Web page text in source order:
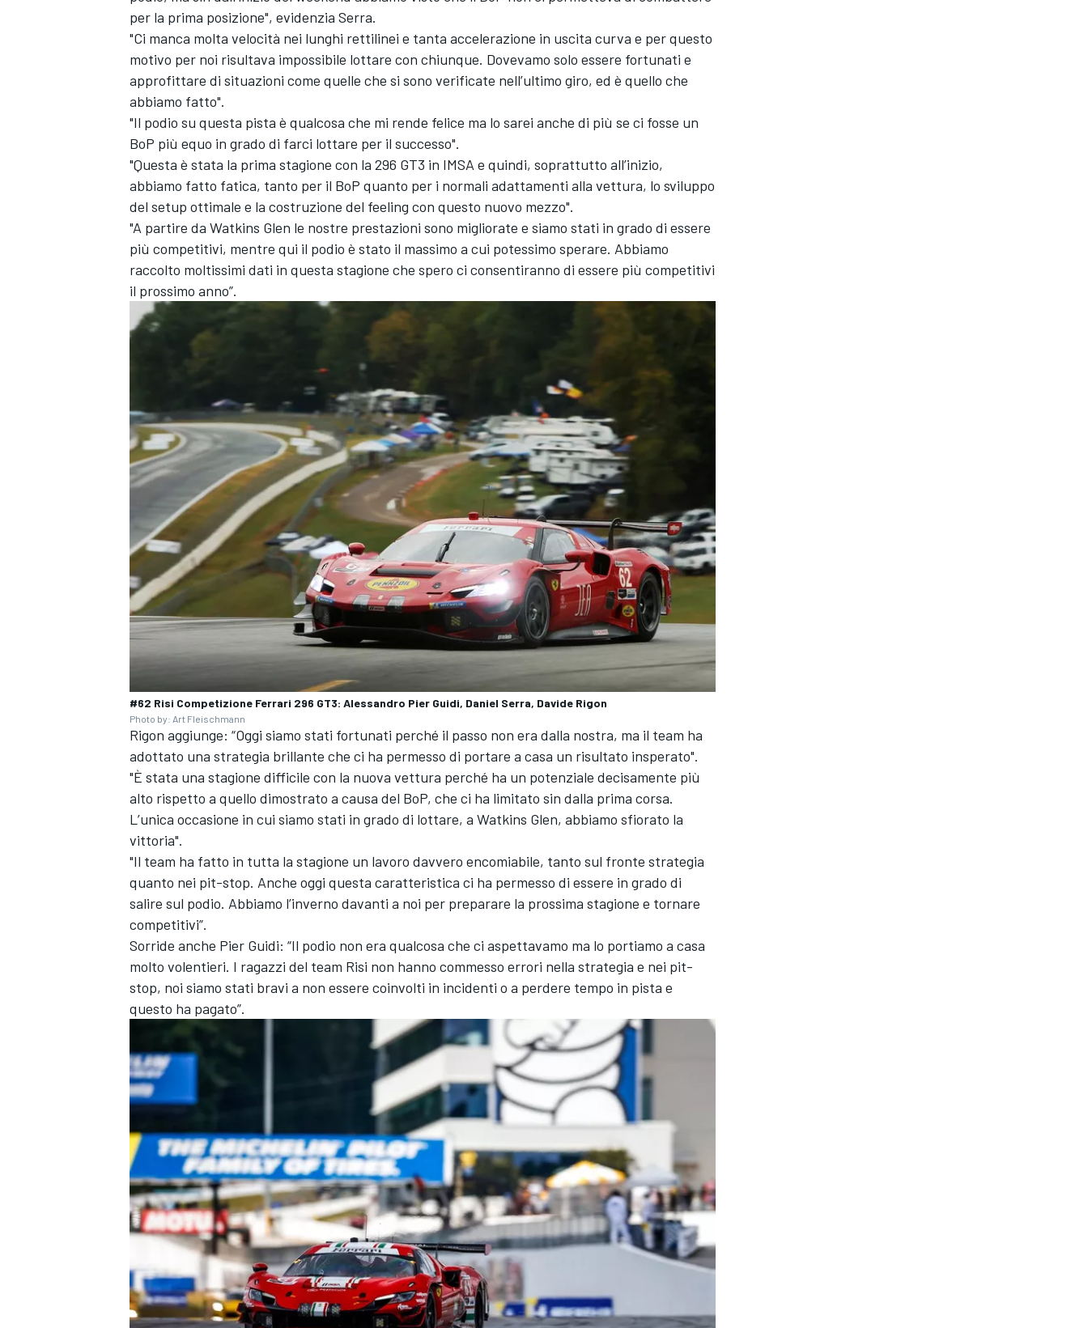
ENDURANCE/GT
MONOMARCA
RALLY
per la prima posizione", evidenzia Serra.
"Ci manca molta velocità nei lunghi rettilinei e tanta accelerazione in uscita curva e per questo
motivo per noi risultava impossibile lottare con chiunque. Dovevamo solo essere fortunati e
approfittare di situazioni come quelle che si sono verificate nell’ultimo giro, ed è quello che
abbiamo fatto".
"Il podio su questa pista è qualcosa che mi rende felice ma lo sarei anche di più se ci fosse un
BoP più equo in grado di farci lottare per il successo".
"Questa è stata la prima stagione con la 296 GT3 in IMSA e quindi, soprattutto all’inizio,
abbiamo fatto fatica, tanto per il BoP quanto per i normali adattamenti alla vettura, lo sviluppo
del setup ottimale e la costruzione del feeling con questo nuovo mezzo".
"A partire da Watkins Glen le nostre prestazioni sono migliorate e siamo stati in grado di essere
più competitivi, mentre qui il podio è stato il massimo a cui potessimo sperare. Abbiamo
raccolto moltissimi dati in questa stagione che spero ci consentiranno di essere più competitivi
il prossimo anno”.
#62 Risi Competizione Ferrari 296 GT3: Alessandro Pier Guidi, Daniel Serra, Davide Rigon
Photo by: Art Fleischmann
Rigon aggiunge: “Oggi siamo stati fortunati perché il passo non era dalla nostra, ma il team ha
adottato una strategia brillante che ci ha permesso di portare a casa un risultato insperato".
"È stata una stagione difficile con la nuova vettura perché ha un potenziale decisamente più
alto rispetto a quello dimostrato a causa del BoP, che ci ha limitato sin dalla prima corsa.
L’unica occasione in cui siamo stati in grado di lottare, a Watkins Glen, abbiamo sfiorato la
vittoria".
"Il team ha fatto in tutta la stagione un lavoro davvero encomiabile, tanto sul fronte strategia
quanto nei pit-stop. Anche oggi questa caratteristica ci ha permesso di essere in grado di
salire sul podio. Abbiamo l’inverno davanti a noi per preparare la prossima stagione e tornare
competitivi”.
Sorride anche Pier Guidi: “Il podio non era qualcosa che ci aspettavamo ma lo portiamo a casa
molto volentieri. I ragazzi del team Risi non hanno commesso errori nella strategia e nei pit-
stop, noi siamo stati bravi a non essere coinvolti in incidenti o a perdere tempo in pista e
questo ha pagato”.